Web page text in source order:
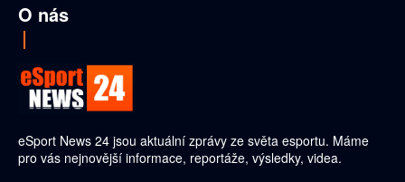
O nás
eSport News 24 jsou aktuální zprávy ze světa esportu. Máme
pro vás nejnovější informace, reportáže, výsledky, videa.